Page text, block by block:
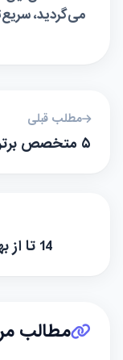
می‌گردید،
مطلب قبلی
۵ متخصص برتر طراحی لبخند در شمال تهران…
14 تا از بهترین چشم‌پزشکان شرق تهران در…
مطالب